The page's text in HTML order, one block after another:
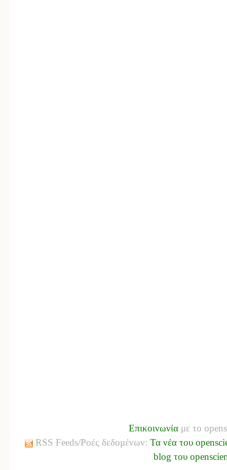
Επικοινωνία με το
RSS Feeds/Ροές δεδομένων: Τα νέα του
blog του